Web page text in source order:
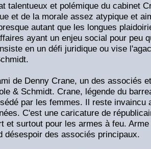
talentueux et polémique du cabinet
et de la morale assez atypique et
autant que les longues
ayant un enjeu social pour peu
en un défi juridique ou vise
de Denny Crane, un des associés
& Schmidt. Crane, légende du
par les femmes. Il reste invaincu
C'est une caricature de
et surtout pour les armes à feu.
désespoir des associés principaux.